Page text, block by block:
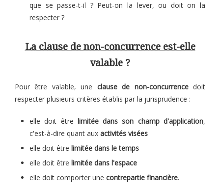
que se passe-t-il ? Peut-on la lever, ou doit on la
respecter ?
La clause de non-concurrence est-elle
valable ?
Pour être valable, une clause de non-concurrencedoit
respecter plusieurs critères établis par la jurisprudence :
elle doit être limitée dans son champ d'application,
c'est-à-dire quant aux activités visées
elle doit être limitée dans le temps
elle doit être limitée dans l'espace
elle doit comporter une contrepartie financière.